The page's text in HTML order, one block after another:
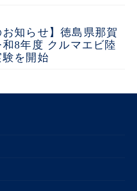
お知らせ】徳島県那賀
8年度 クルマエビ陸
験を開始